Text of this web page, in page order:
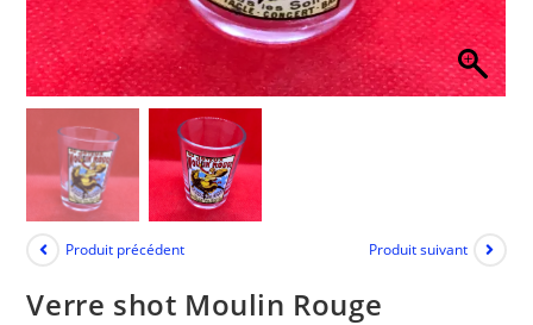
Produit précédent Produit suivant
Verre shot Moulin Rouge